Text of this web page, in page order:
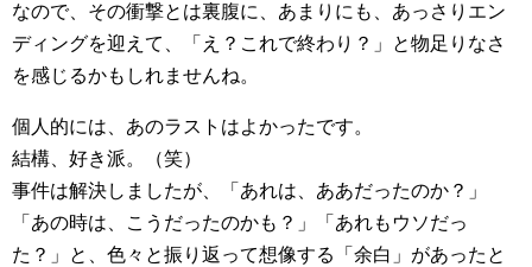
なので、その衝撃とは裏腹に、あまりにも、あっさりエン
ディングを迎えて、「え？これで終わり？」と物足りなさ
を感じるかもしれませんね。
個人的には、あのラストはよかったです。
結構、好き派。（笑）
事件は解決しましたが、「あれは、ああだったのか？」
「あの時は、こうだったのかも？」「あれもウソだっ
た？」と、色々と振り返って想像する「余白」があったと